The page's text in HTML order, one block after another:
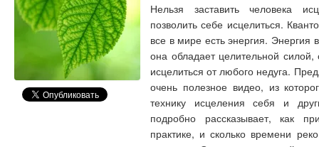
Нельзя заставить человека
позволить себе исцелиться.
все в мире есть энергия. Энергия
она обладает целительной
исцелиться от любого недуга.
очень полезное видео, из
технику исцеления себя и
подробно рассказывает, как
практике, и сколько времени